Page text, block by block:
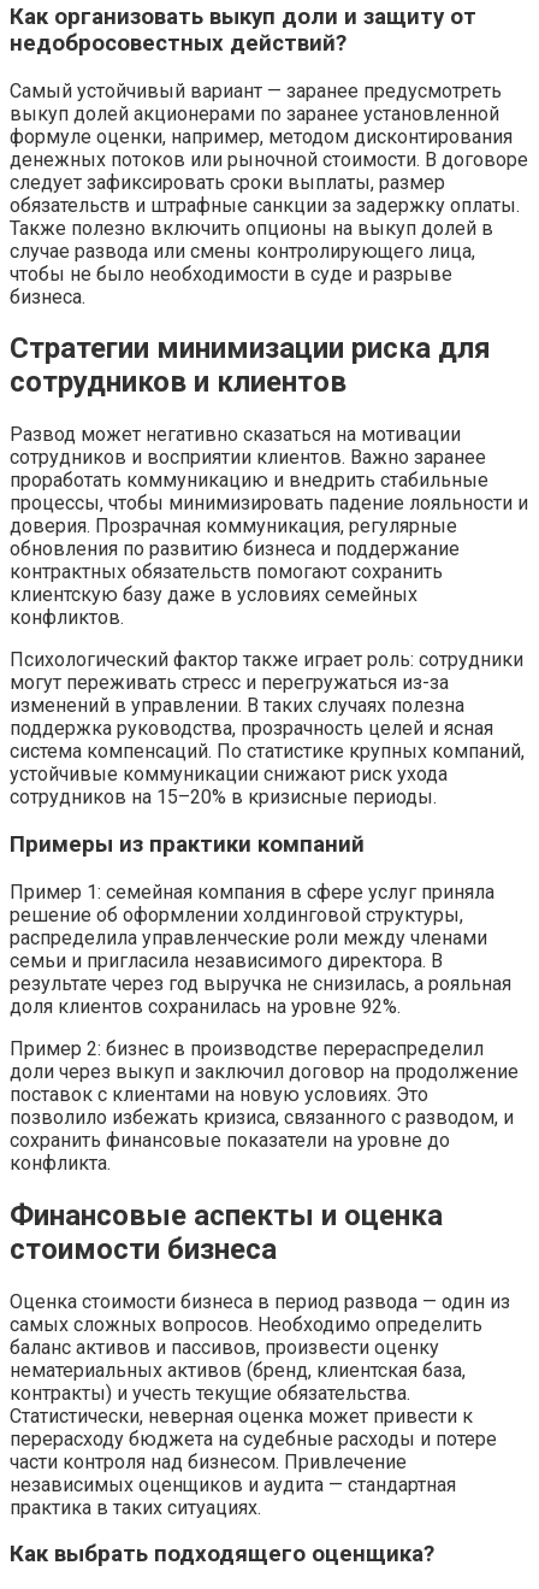
Как организовать выкуп доли и защиту от
недобросовестных действий?
Самый устойчивый вариант — заранее предусмотреть
выкуп долей акционерами по заранее установленной
формуле оценки, например, методом дисконтирования
денежных потоков или рыночной стоимости. В договоре
следует зафиксировать сроки выплаты, размер
обязательств и штрафные санкции за задержку оплаты.
Также полезно включить опционы на выкуп долей в
случае развода или смены контролирующего лица,
чтобы не было необходимости в суде и разрыве
бизнеса.
Стратегии минимизации риска для
сотрудников и клиентов
Развод может негативно сказаться на мотивации
сотрудников и восприятии клиентов. Важно заранее
проработать коммуникацию и внедрить стабильные
процессы, чтобы минимизировать падение лояльности и
доверия. Прозрачная коммуникация, регулярные
обновления по развитию бизнеса и поддержание
контрактных обязательств помогают сохранить
клиентскую базу даже в условиях семейных
конфликтов.
Психологический фактор также играет роль: сотрудники
могут переживать стресс и перегружаться из-за
изменений в управлении. В таких случаях полезна
поддержка руководства, прозрачность целей и ясная
система компенсаций. По статистике крупных компаний,
устойчивые коммуникации снижают риск ухода
сотрудников на 15–20% в кризисные периоды.
Примеры из практики компаний
Пример 1: семейная компания в сфере услуг приняла
решение об оформлении холдинговой структуры,
распределила управленческие роли между членами
семьи и пригласила независимого директора. В
результате через год выручка не снизилась, а рояльная
доля клиентов сохранилась на уровне 92%.
Пример 2: бизнес в производстве перераспределил
доли через выкуп и заключил договор на продолжение
поставок с клиентами на новую условиях. Это
позволило избежать кризиса, связанного с разводом, и
сохранить финансовые показатели на уровне до
конфликта.
Финансовые аспекты и оценка
стоимости бизнеса
Оценка стоимости бизнеса в период развода — один из
самых сложных вопросов. Необходимо определить
баланс активов и пассивов, произвести оценку
нематериальных активов (бренд, клиентская база,
контракты) и учесть текущие обязательства.
Статистически, неверная оценка может привести к
перерасходу бюджета на судебные расходы и потере
части контроля над бизнесом. Привлечение
независимых оценщиков и аудита — стандартная
практика в таких ситуациях.
Как выбрать подходящего оценщика?